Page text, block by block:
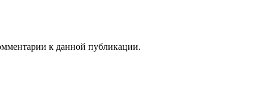
к данной публикации.